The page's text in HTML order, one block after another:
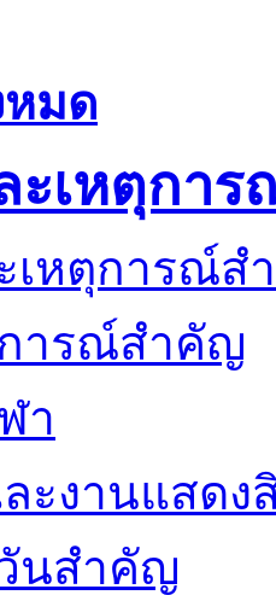
มด
ะเหตุกา
ารณ์สำคัญ
า
ะงานแสดง
นสำคัญ